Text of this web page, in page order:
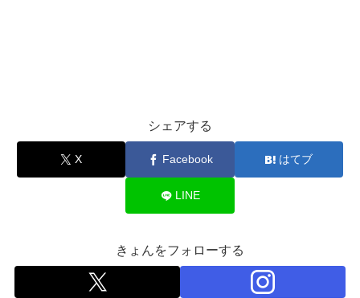
シェアする
X Facebook はてブ
LINE
きょんをフォローする